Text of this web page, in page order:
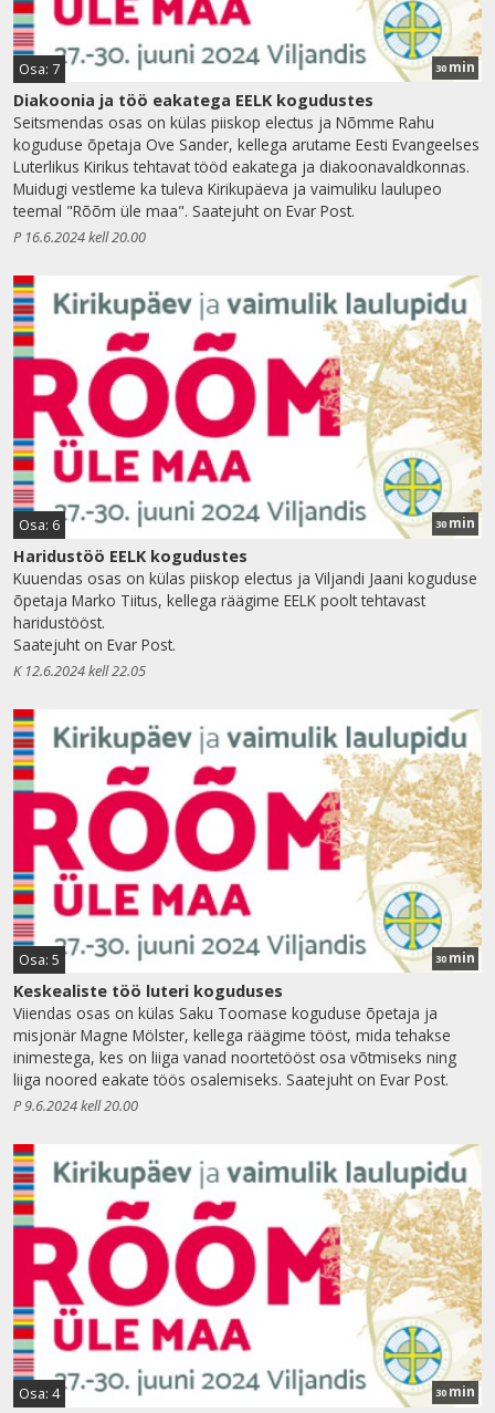
Osa: 7 30 min
Diakoonia ja töö eakatega EELK kogudustes
Seitsmendas osas on külas piiskop electus ja Nõmme Rahu
koguduse õpetaja Ove Sander, kellega arutame Eesti Evangeelses
Luterlikus Kirikus tehtavat tööd eakatega ja diakoonavaldkonnas.
Muidugi vestleme ka tuleva Kirikupäeva ja vaimuliku laulupeo
teemal "Rõõm üle maa". Saatejuht on Evar Post.
P 16.6.2024 kell 20.00
Osa: 6 30 min
Haridustöö EELK kogudustes
Kuuendas osas on külas piiskop electus ja Viljandi Jaani koguduse
õpetaja Marko Tiitus, kellega räägime EELK poolt tehtavast
haridustööst.
Saatejuht on Evar Post.
K 12.6.2024 kell 22.05
Osa: 5 30 min
Keskealiste töö luteri koguduses
Viiendas osas on külas Saku Toomase koguduse õpetaja ja
misjonär Magne Mölster, kellega räägime tööst, mida tehakse
inimestega, kes on liiga vanad noortetööst osa võtmiseks ning
liiga noored eakate töös osalemiseks. Saatejuht on Evar Post.
P 9.6.2024 kell 20.00
Osa: 4 30 min